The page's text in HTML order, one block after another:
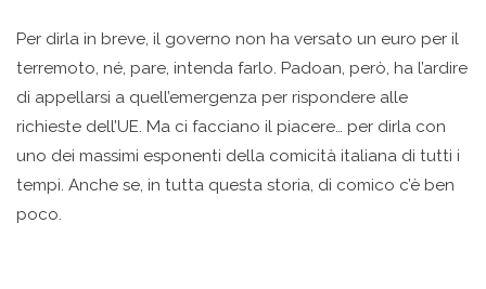
Per dirla in breve, il governo non ha versato un euro per il
terremoto, né, pare, intenda farlo. Padoan, però, ha l’ardire
di appellarsi a quell’emergenza per rispondere alle
richieste dell’UE. Ma ci facciano il piacere… per dirla con
uno dei massimi esponenti della comicità italiana di tutti i
tempi. Anche se, in tutta questa storia, di comico c’è ben
poco.